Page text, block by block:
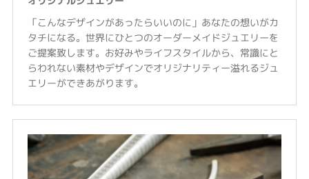
「こんなデザインがあったらいいのに」あなたの想いがカ
タチになる。世界にひとつのオーダーメイドジュエリーを
ご提案致します。お好みやライフスタイルから、常識にと
らわれない素材やデザインでオリジナリティー溢れるジュ
エリーができあがります。